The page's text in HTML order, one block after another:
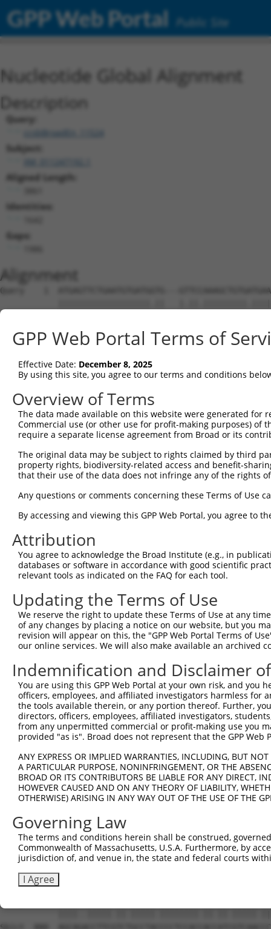
GPP Web Portal Public Site
Nucleotide Global Alignment
Description
Query:
ccsbBroadEn_11524
Subject:
Aligned Length:
Identities:
Gaps:
Alignment
Query    1  ATGAGTTCTGAATGTGATGGTG---GTTCCAAAGCTGTGATGAATGGCTTGGCACCTGGCAGCAATGGGCAAGA  71
            |||||||||||||||||||.||   |.||.|||||||||.||||||||||||||.||||||.|.||||.|.|||
Sbjct    1  ATGAGTTCTGAATGTGATGTTGGAAGCTCTAAAGCTGTGGTGAATGGCTTGGCATCTGGCAACCATGGACCAGA  74

Query   72  CAA-----------------------------------------------------------------------  74
            |||                                                                       
Sbjct   75  CAAAGCCGACCCTTTCCGTGCTCGCTCTATATCTGCTGTTAAAATAATTCCCGTGAAGACAGTGAAAAGCCCTT  148

Query   75  -------------------AGACATGGATCCTACAAAAATCTGCACTGGGAAGGGAGCGGTGACTCTCCGGGCC  129
                               |||||||||.|||||.|||||||||||||||||.|||.|.||||||||.||||||
Sbjct  149  CAGGCCTAGTACTCCCTCCAGACATGGACCCTACCAAAATCTGCACTGGGAAAGGAACAGTGACTCTTCGGGCC  222

Query  130  TCGTCTTCCTACAGGGAAACCCCAAGCAGTAGCCCTGCGAGCCCTCAGGAAACCCGGCAACACGAAAGCAA---  200
            ||||||||||||||||.||||||||||||.|||||||.||||||.||||||.|.|.|.|.||.||||||||   
Sbjct  223  TCGTCTTCCTACAGGGGAACCCCAAGCAGCAGCCCTGTGAGCCCCCAGGAATCTCCGAAGCATGAAAGCAAGTC  296

Query  201  ------------------------ACCAGATGAGTGGAGGCTTTCTTCCAGTGCTGATGCCAATGGAAATGCCC  250
                                    |.|||||||.||||..||||||||||||||.|||.|||||||.||.||||
Sbjct  297  AGGCCTGGAGCCAGAGGACCCTTCAGCAGATGAATGGAAACTTTCTTCCAGTGCAGATACCAATGGCAACGCCC  370

Query  251  AGCCCTCTTCACTCGCTGCCAAGGGCTACAGAAGTGTGCATCCCAACCTTCCTTCTGACAAGTCCCAGGATGCC  324
            |||||||..||||.||||||||||||||.||||||||||||||||.||||.||.||||||||.||||||.||||
Sbjct  371  AGCCCTCCCCACTTGCTGCCAAGGGCTATAGAAGTGTGCATCCCAGCCTTTCTGCTGACAAGCCCCAGGGTGCC  444

Query  325  ACTTCCTCCAGTGCAGCCCAGCCGGAGGTAATAGTTGTCCCTCTCTACCTGGTTAATACTGACAG------AGG  392
            ||.||||||||..||||||.|.|.||||||||||||||.||||||||||||||||||||||||||      |||
Sbjct  445  ACCTCCTCCAGCTCAGCCCCGTCTGAGGTAATAGTTGTTCCTCTCTACCTGGTTAATACTGACAGAGGGCAAGG  518

Query  393  GCAAGAAGGCACTGCCAGACCTCCAACACCTCTGGGGCCTCTTGGCTGCGTCCCCACAATCCCAGCGACTGCCT  466
            |||||||||||||||||||.|||||.||.||||||||||.|||||||||||||.|||..||||.|||||..||.
Sbjct  519  GCAAGAAGGCACTGCCAGAACTCCAGCATCTCTGGGGCCACTTGGCTGCGTCCACACTGTCCCGGCGACCACCC  592

Query  467  CTGCCGCCTCACCTCTGACCTTCCCGACTCTAGATGATTTCATTCCCCCTCATCTGCAGAGGTGGCCCCACCAC  540
            ||||.|||||||||||||||||||||||.||.||||||||||||||||||||.|||||||||.|||||||||||
Sbjct  593  CTGCTGCCTCACCTCTGACCTTCCCGACACTCGATGATTTCATTCCCCCTCACCTGCAGAGGCGGCCCCACCAC  666

Query  541  AGCCAGCCAGCCCGCGCCTCTGGCTCCTTTGCCCCCATTAGCCAGACGCCACCATCCTTCTCACCACCACCTCC  614
            ||||||||||||.|.||.|.|||||||.|..||||...||||||||||.|||||.|   |||||||||||||||
Sbjct  667  AGCCAGCCAGCCAGTGCTTGTGGCTCCCTCTCCCCTGCTAGCCAGACGTCACCACC---CTCACCACCACCTCC  737

Query  615  GCTGGTCCCTCCTGCCCCGGAGGACCTCCGCAGAGTCTCGGAGCCTGACCTCACGGGAGCTGTTTCGAGTACCG  688
            ||||||||||||.|.||||||||||||||.|||||.|..|||||||||||||.||||||||||.||.|||||||
Sbjct  738  GCTGGTCCCTCCCGTCCCGGAGGACCTCCACAGAGGCCTGGAGCCTGACCTCCCGGGAGCTGTCTCAAGTACCG  811

Query  689  ATTCCAGTCCTCTACTAAATGAAGTTTCTTCTTCCCTTATTGGAACTGATTCCCAAGCCTT---TCCATCAGTT  759
               .|||||||.|||||||.||||||||||||||||..||||.|||.||||||||||.|||   ||||.||   
Sbjct  812  ---GCAGTCCTTTACTAAACGAAGTTTCTTCTTCCCACATTGAAACCGATTCCCAAGACTTCCCTCCAACA---  879

Query  760  AGCAAGCCTTCATCCGCCTATCCCTCCACAACGATTGTCAATCCTACTATTGTGCTCTTGCAACACAATCGAGA  833
            ||||..|||||.||.|||||.||||||||.||.||.|||||.|||||.|||||||||.||||.|||||||||||
Sbjct  880  AGCAGACCTTCGTCTGCCTACCCCTCCACCACCATCGTCAACCCTACCATTGTGCTCCTGCAGCACAATCGAGA  953

Query  834  ACAGCAAAAACGACTCAGTAGCCTTTCAGATCCTGTCTCAGAAAGAAGAGTGGGAGAGCAGGACTCAGCACCAA  907
            .||||||||.|||||||||||.|||||||||||||.||||||.|||||||.|||.|||||||||.|||.|||||
Sbjct  954  GCAGCAAAAGCGACTCAGTAGTCTTTCAGATCCTGCCTCAGAGAGAAGAGCGGGTGAGCAGGACCCAGTACCAA  1027

Query  908  CCCAGGAAAAACCCACCTCACCTGGCAAGGCTATTGAAAAAAGAGCAAAGGATGACAGTAGGCGGGTGGTGAAG  981
            |||..|.|.|||.|||.||.||.||||.||||..|||.|.|||.||||||||||..||.||.||||||||||.|
Sbjct 1028  CCCCAGCAGAACTCACTTCGCCCGGCAGGGCTTCTGAGAGAAGGGCAAAGGATGCTAGCAGACGGGTGGTGAGG  1101

Query  982  AGCACTCAGGACTTAAGCGATGTTTCCATGGATGAAGTGGGCATCCCACTCCGGAACACTGAGAGATCAAAAGA  1055
            |||||.||||||.|.||||||||.||.|..||||||||||||||||||||||||||.||.|||.||||.|||||
Sbjct 1102  AGCACACAGGACCTGAGCGATGTGTCTACAGATGAAGTGGGCATCCCACTCCGGAATACCGAGCGATCGAAAGA  1175

Query 1056  CTGGTACAAGACTATGTTTAAACAGATCCACAAACTGAACAG--------------------------------  1097
            |||||||||.||||||||||||||||||||||||||||||||                                
Sbjct 1176  CTGGTACAAAACTATGTTTAAACAGATCCACAAACTGAACAGAGACACTCCTGAGGAAAACCCTTATTTCCCTA  1249

Query 1098  --------------------------------------------------------------------------  1097
                                                                                      
Sbjct 1250  CGTACAAATTCCCCGAGCTTCCAGAAATCCTGCAGAATTCTGAAGAGGACAGCTCTTACACTCCTACCTACCAG  1323

Query 1098  --------------------------------AGATGATGATTCAGATCTGTACTCTCCCAGATACTCATTTTC  1139
                                            ||||||||||||.|||.|..|.||.||..||||.||.||.||
Sbjct 1324  TTTCCTGCATCTACGCCTAGTCCTAAGTCAGAAGATGATGATTCTGATGTCCATTCCCCTCGATATTCCTTCTC  1397

Query 1140  TGAAGACACAAAATCTCCCCTTTCTGTGCCTCGCTCAAAAAGTGAGATGAGCTACATTGATGGTGAGAAGGTAG  1213
            |||.||||||||.|||||||||||||||||||||||||||||||||||||.||||||.||.||.|||||.||.|
Sbjct 1398  TGACGACACAAAGTCTCCCCTTTCTGTGCCTCGCTCAAAAAGTGAGATGAACTACATCGAAGGGGAGAAAGTGG  1471

Query 1214  TCAAGAGGTCGGCCACACTACCCCTCCCAGCCCGCTCTTCCTCACTGAAGTCAAGCTCAGAAAGAAATGACTGG  1287
            |.||||||||.||||||||.||.||||||||||||||.||||||||.|||||.|||.|.||||||||.||||||
Sbjct 1472  TTAAGAGGTCCGCCACACTCCCGCTCCCAGCCCGCTCCTCCTCACTCAAGTCCAGCCCGGAAAGAAACGACTGG  1545

Query 1288  GAACCCCCAGATAAGAAAGTAGACACAAGAAAATATCGTGCAGAGCCCAAGAGCATTTACGAATATCAGCCTGG  1361
            ||.|||||||||||||||||.||.||.||||||||.||.|||||||||||.||||||||||||||||||||.||
Sbjct 1546
GPP Web Portal Terms of
Effective Date: December 8, 2025
By using this site, you agree to our terms and conditions
Overview of Terms
The data made available on this website were generated
Commercial use (or other use for profit-making purposes) of
require a separate license agreement from Broad or its
The original data may be subject to rights claimed by third
property rights, biodiversity-related access and benefit-
that their use of the data does not infringe any of the rights
Any questions or comments concerning these Terms of Use
By accessing and viewing this GPP Web Portal, you agree to
Attribution
You agree to acknowledge the Broad Institute (e.g., in
databases or software in accordance with good scientific
relevant tools as indicated on the FAQ for each tool.
Updating the Terms of Use
We reserve the right to update these Terms of Use at any
of any changes by placing a notice on our website, but you
revision will appear on this, the "GPP Web Portal Terms of
our online services. We will also make available an archived
Indemnification and Disclaimer
You are using this GPP Web Portal at your own risk, and
officers, employees, and affiliated investigators harmless for
the tools available therein, or any portion thereof. Further,
directors, officers, employees, affiliated investigators,
from any unpermitted commercial or profit-making use you
provided "as is". Broad does not represent that the GPP
ANY EXPRESS OR IMPLIED WARRANTIES, INCLUDING, BUT
A PARTICULAR PURPOSE, NONINFRINGEMENT, OR THE
BROAD OR ITS CONTRIBUTORS BE LIABLE FOR ANY DIRECT,
HOWEVER CAUSED AND ON ANY THEORY OF LIABILITY,
OTHERWISE) ARISING IN ANY WAY OUT OF THE USE OF THE
Governing Law
The terms and conditions herein shall be construed,
Commonwealth of Massachusetts, U.S.A. Furthermore, by
jurisdiction of, and venue in, the state and federal courts
I Agree